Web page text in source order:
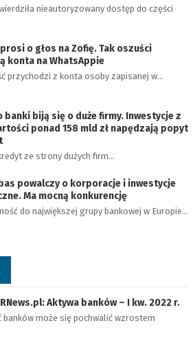
nieautoryzowany dostęp do części
o głos na Zofię. Tak oszuści
konta na WhatsAppie
przychodzi z konta osoby zapisanej w…
banki biją się o duże firmy. Inwestycje z
ponad 158 mld zł napędzają popyt
ze strony dużych firm…
powalczy o korporacje i inwestycje
Ma mocną konkurencję
do największej grupy bankowej w Europie…
Aktywa banków – I kw. 2022 r.
banków może się pochwalić wzrostem